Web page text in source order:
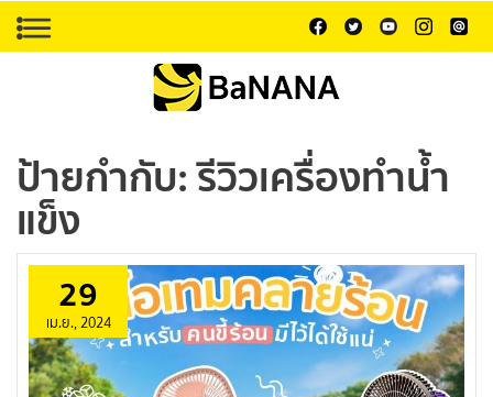
ป้ายกำกับ:รีวิวเครื่องทำน้ำ
แข็ง
29
เม.ย., 2024